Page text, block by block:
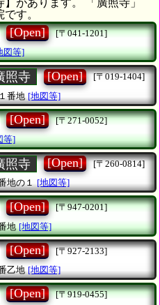
があります。 「廣照寺」
す。
[Open]
[〒041-1201]
図等]
照寺 [Open]
[〒019-1404]
番地 [地図等]
[Open]
[〒271-0052]
等]
照寺 [Open]
[〒260-0814]
地の１ [地図等]
[Open]
[〒947-0201]
地 [地図等]
[Open]
[〒927-2133]
乙地 [地図等]
[Open]
[〒919-0455]